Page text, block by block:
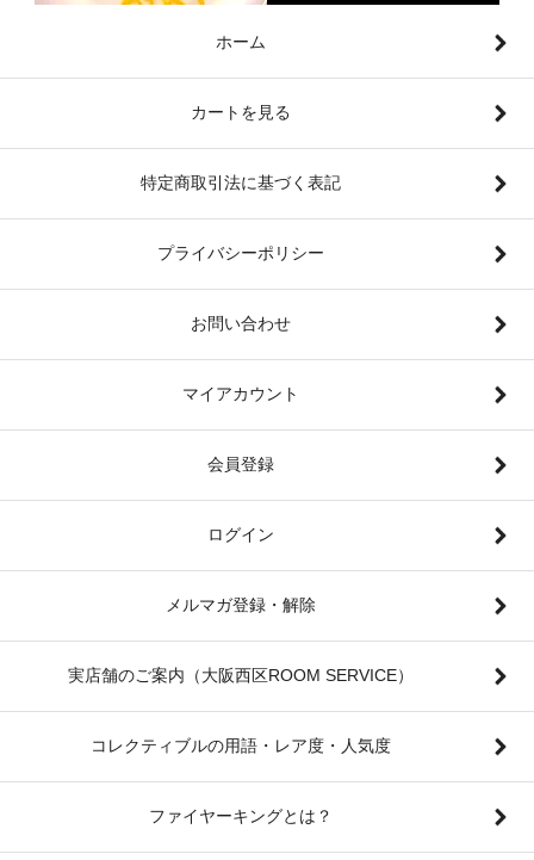
ホーム
カートを見る
特定商取引法に基づく表記
プライバシーポリシー
お問い合わせ
マイアカウント
会員登録
ログイン
メルマガ登録・解除
実店舗のご案内（大阪西区ROOM SERVICE）
コレクティブルの用語・レア度・人気度
ファイヤーキングとは？